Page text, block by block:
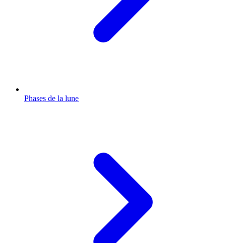
Phases de la lune